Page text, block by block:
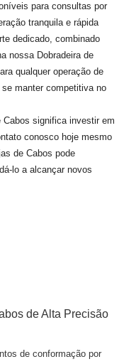
para consultas por
tranquila e rápida
dedicado, combinado
nossa Dobradeira de
qualquer operação de
manter competitiva no
Cabos significa investir em
conosco hoje mesmo
de Cabos pode
lo a alcançar novos
de Alta Precisão
de conformação por